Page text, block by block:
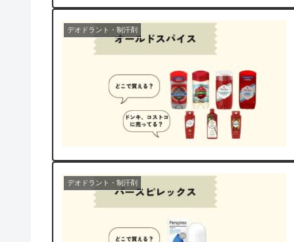
デオドラント・制汗剤
デオドラント・制汗剤